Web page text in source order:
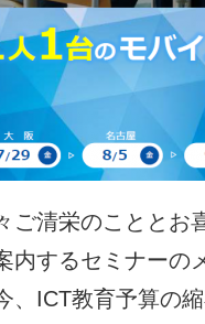
ご清栄のこととお
内するセミナーの
、ICT教育予算の